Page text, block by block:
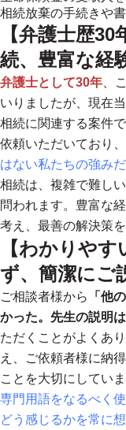
相続放棄の手続きや
【弁護士歴
続、豊富な経
弁護士として30年 、
いりましたが、現在
相続に関連する案件で
依頼いただいており、
はない私たちの強み
相続は、複雑で難し
問われます。 豊富な
考え、最善の解決策
【わかりや
ず、簡潔にご
ご相談者様から
「他
かった。先生の説明
ただくことがよくあ
え、ご依頼者様に納
ことを大切にしていま
専門用語をなるべく
どう感じるかを常に